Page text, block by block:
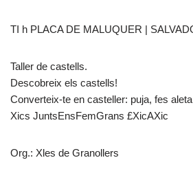
TI h PLACA DE MALUQUER |
Taller de castells.
Descobreix els castells!
Converteix-te en casteller: puja, fes
Xics JuntsEnsFemGrans £XicAXic
Org.: Xles de Granollers